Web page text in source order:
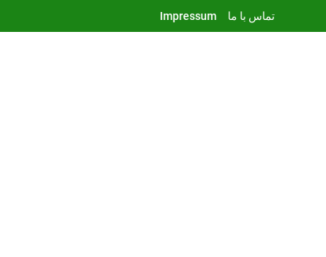
تماس با ما Impressum